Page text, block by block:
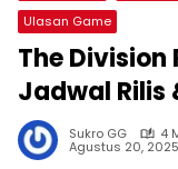
Ulasan Game
The Division
Jadwal Rilis
Sukro GG 4
Agustus 20, 2025